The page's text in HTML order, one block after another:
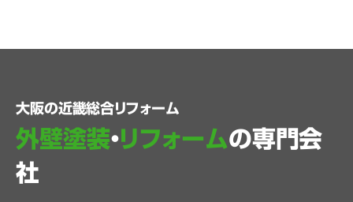
大阪の近畿総合リフォーム
外壁塗装・リフォームの専門会
社